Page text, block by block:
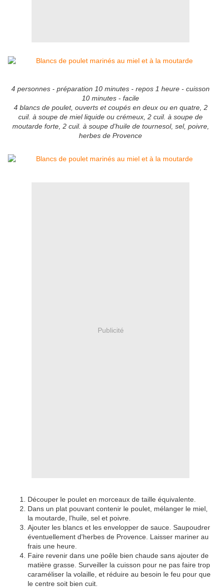
4 personnes - préparation 10 minutes - repos 1 heure - cuisson
10 minutes - facile
4 blancs de poulet, ouverts et coupés en deux ou en quatre, 2
cuil. à soupe de miel liquide ou crémeux, 2 cuil. à soupe de
moutarde forte, 2 cuil. à soupe d'huile de tournesol, sel, poivre,
herbes de Provence
Publicité
Découper le poulet en morceaux de taille équivalente.
Dans un plat pouvant contenir le poulet, mélanger le miel,
la moutarde, l'huile, sel et poivre.
Ajouter les blancs et les envelopper de sauce. Saupoudrer
éventuellement d'herbes de Provence. Laisser mariner au
frais une heure.
Faire revenir dans une poêle bien chaude sans ajouter de
matière grasse. Surveiller la cuisson pour ne pas faire trop
caraméliser la volaille, et réduire au besoin le feu pour que
le centre soit bien cuit.